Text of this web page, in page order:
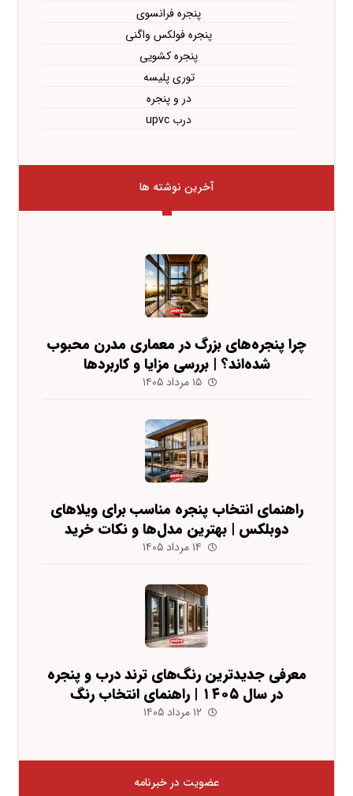
پنجره فرانسوی
پنجره فولکس واگنی
پنجره کشویی
توری پلیسه
در و پنجره
درب upvc
آخرین نوشته ها
چرا پنجره‌های بزرگ در معماری مدرن محبوب
شده‌اند؟ | بررسی مزایا و کاربردها
۱۵ مرداد ۱۴۰۵
راهنمای انتخاب پنجره مناسب برای ویلاهای
دوبلکس | بهترین مدل‌ها و نکات خرید
۱۴ مرداد ۱۴۰۵
معرفی جدیدترین رنگ‌های ترند درب و پنجره
در سال ۱۴۰۵ | راهنمای انتخاب رنگ
۱۲ مرداد ۱۴۰۵
عضویت در خبرنامه